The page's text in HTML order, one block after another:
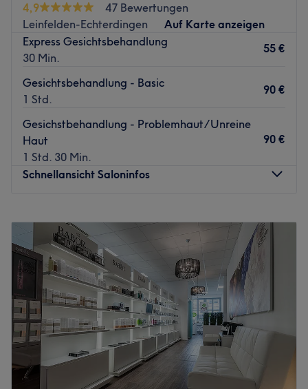
4,9
47 Bewertungen
Leinfelden-Echterdingen
Auf Karte anzeigen
Express Gesichtsbehandlung
30 Min.
55 €
Gesichtsbehandlung - Basic
1 Std.
90 €
Gesichstbehandlung - Problemhaut/Unreine
Haut
1 Std. 30 Min.
90 €
Schnellansicht Saloninfos
Dienstag
–21:00
Mittwoch
21:00
Donnerstag
16:00 –21:00
Freitag
16:00– 21:00
Samstag
08:00–14:00
Sonntag
Geschlossen
Strahlende und reine Haut zaubert dir das professionelle
Team von Lounge of Beauty in Leinfelden-Echterdingen
mit hochwertigen Produkten von Babor und Sothys Paris